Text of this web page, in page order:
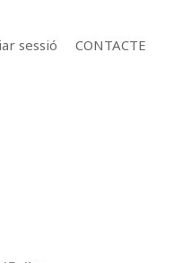
sessió CONTACTE